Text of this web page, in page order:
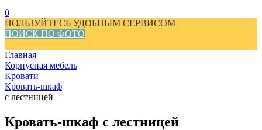
0
ПОЛЬЗУЙТЕСЬ УДОБНЫМ СЕРВИСОМ
ПОИСК ПО ФОТО
Главная
Корпусная мебель
Кровати
Кровать-шкаф
с лестницей
Кровать-шкаф с лестницей